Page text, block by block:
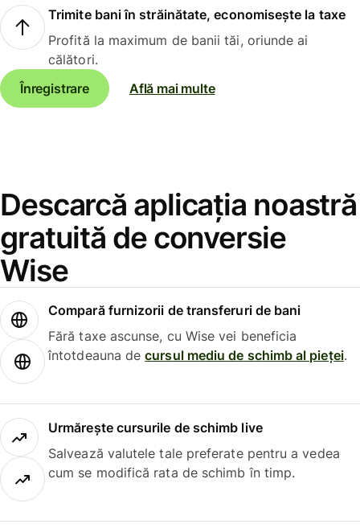
Trimite bani în străinătate, economisește la taxe
Profită la maximum de banii tăi, oriunde ai
călători.
Înregistrare
Află mai multe
Descarcă aplicația noastră
gratuită de conversie
Wise
Compară furnizorii de transferuri de bani
Fără taxe ascunse, cu Wise vei beneficia
întotdeauna decursul mediu de schimb al pieței.
Urmărește cursurile de schimb live
Salvează valutele tale preferate pentru a vedea
cum se modifică rata de schimb în timp.